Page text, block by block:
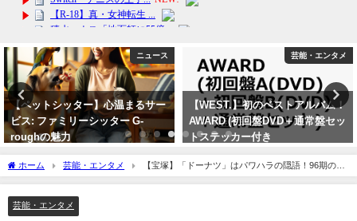
芸能・エンタメ
【WEST.】初のベストアルバム！
AWARD (初回盤DVD＋通常盤セッ
トステッカー付き
芸能・エンタメ
【宝塚歌劇】宙組の有愛きい（井
上奈美）と双子の妹で雪組の一禾
あお（井上茉美）さんの実家「京
つけもの処近為」も急遽臨時休業
で、天彩峰里（芥田樹里）は関係
ないです
ホーム 芸能・エンタメ
【宝塚】「ドーナツ」はパワハラの隠語！96期の遠
山蘭さんと103期の有愛きいさん二人が飛び降り
芸能・エンタメ